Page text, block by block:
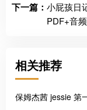
下一篇： 小屁孩日
PDF+音频
相关推荐
保姆杰茜 jessie 第